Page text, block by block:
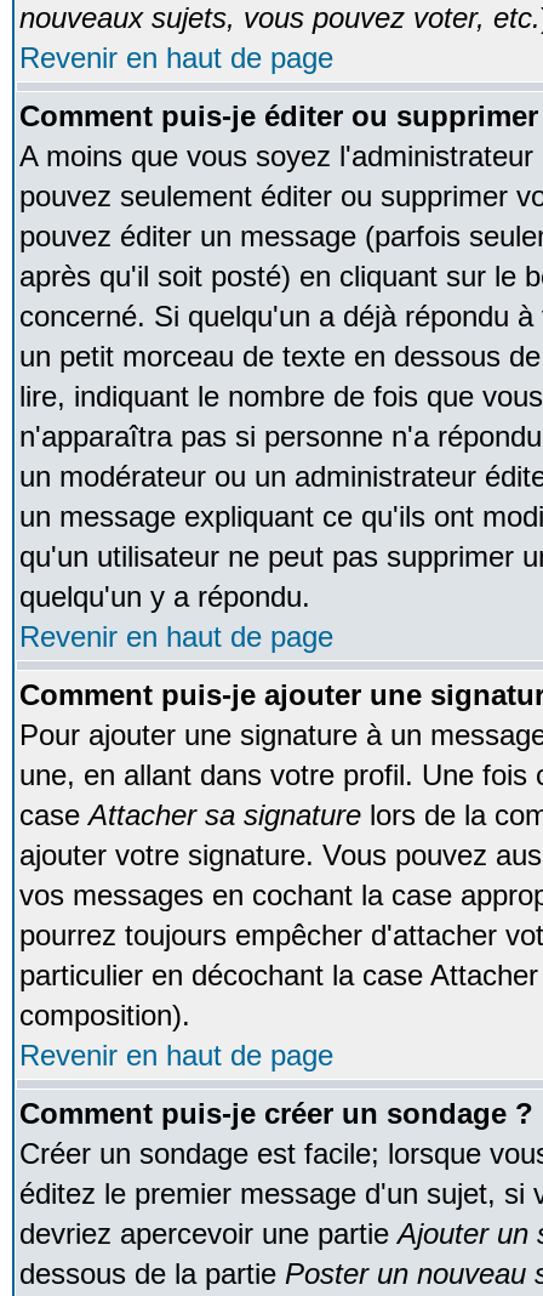
nouveaux sujets, vous pouvez voter, etc.
Revenir en haut de page
Comment puis-je éditer ou
A moins que vous soyez
pouvez seulement éditer ou supprimer
pouvez éditer un message (parfois
après qu'il soit posté) en cliquant sur le
concerné. Si quelqu'un a déjà répondu
un petit morceau de texte en dessous
lire, indiquant le nombre de fois que
n'apparaîtra pas si personne n'a
un modérateur ou un administrateur
un message expliquant ce qu'ils ont
qu'un utilisateur ne peut pas supprimer
quelqu'un y a répondu.
Revenir en haut de page
Comment puis-je ajouter une
Pour ajouter une signature à un
une, en allant dans votre profil. Une fois
caseAttacher sa signature lors de la
ajouter votre signature. Vous pouvez
vos messages en cochant la case
pourrez toujours empêcher d'attacher
particulier en décochant la case
composition).
Revenir en haut de page
Comment puis-je créer un sondage ?
Créer un sondage est facile; lorsque
éditez le premier message d'un sujet, si
devriez apercevoir une partieAjouter un
dessous de la partie Poster un nouveau